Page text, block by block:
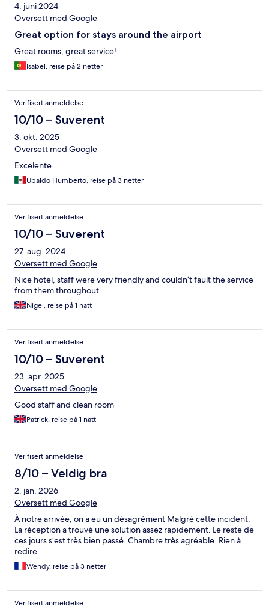
4. juni 2024
Oversett med Google
Great option for stays around the airport
Great rooms, great service!
Isabel, reise på 2 netter
Verifisert anmeldelse
10/10 – Suverent
3. okt. 2025
Oversett med Google
Excelente
Ubaldo Humberto, reise på 3 netter
Verifisert anmeldelse
10/10 – Suverent
27. aug. 2024
Oversett med Google
Nice hotel, staff were very friendly and couldn’t fault the service
from them throughout.
Nigel, reise på 1 natt
Verifisert anmeldelse
10/10 – Suverent
23. apr. 2025
Oversett med Google
Good staff and clean room
Patrick, reise på 1 natt
Verifisert anmeldelse
8/10 – Veldig bra
2. jan. 2026
Oversett med Google
À notre arrivée, on a eu un désagrément Malgré cette incident.
La réception a trouvé une solution assez rapidement. Le reste de
ces jours s’est très bien passé. Chambre très agréable. Rien à
redire.
Wendy, reise på 3 netter
Verifisert anmeldelse